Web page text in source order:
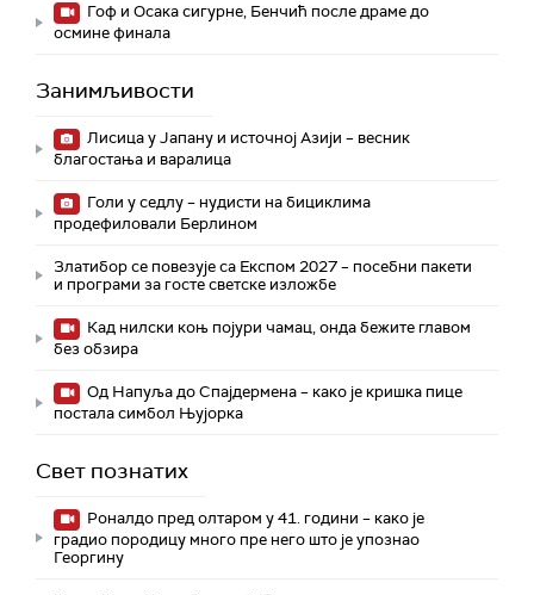
Гоф и Осака сигурне, Бенчић после драме до
осмине финала
Занимљивости
Лисица у Јапану и источној Азији – весник
благостања и варалица
Голи у седлу – нудисти на бициклима
продефиловали Берлином
Златибор се повезује са Експом 2027 – посебни пакети
и програми за госте светске изложбе
Кад нилски коњ појури чамац, онда бежите главом
без обзира
Од Напуља до Спајдермена – како је кришка пице
постала симбол Њујорка
Свет познатих
Роналдо пред олтаром у 41. години – како је
градио породицу много пре него што је упознао
Георгину